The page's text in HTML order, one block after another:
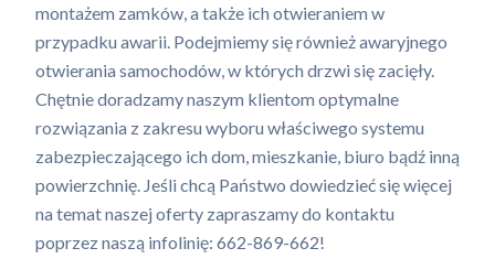
montażem zamków, a także ich otwieraniem w
przypadku awarii. Podejmiemy się również awaryjnego
otwierania samochodów, w których drzwi się zacięły.
Chętnie doradzamy naszym klientom optymalne
rozwiązania z zakresu wyboru właściwego systemu
zabezpieczającego ich dom, mieszkanie, biuro bądź inną
powierzchnię. Jeśli chcą Państwo dowiedzieć się więcej
na temat naszej oferty zapraszamy do kontaktu
poprzez naszą infolinię: 662-869-662!